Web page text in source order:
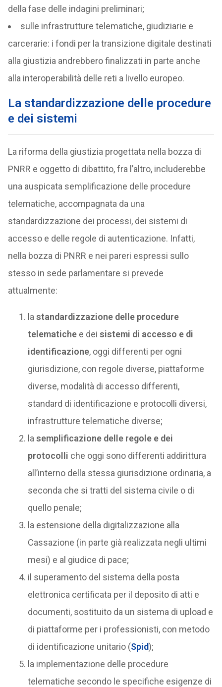
della fase delle indagini preliminari;
sulle infrastrutture telematiche, giudiziarie e
carcerarie: i fondi per la transizione digitale destinati
alla giustizia andrebbero finalizzati in parte anche
alla interoperabilità delle reti a livello europeo.
La standardizzazione delle procedure
e dei sistemi
La riforma della giustizia progettata nella bozza di
PNRR e oggetto di dibattito, fra l’altro, includerebbe
una auspicata semplificazione delle procedure
telematiche, accompagnata da una
standardizzazione dei processi, dei sistemi di
accesso e delle regole di autenticazione. Infatti,
nella bozza di PNRR e nei pareri espressi sullo
stesso in sede parlamentare si prevede
attualmente:
la standardizzazione delle procedure
telematichee dei sistemi di accesso e di
identificazione, oggi differenti per ogni
giurisdizione, con regole diverse, piattaforme
diverse, modalità di accesso differenti,
standard di identificazione e protocolli diversi,
infrastrutture telematiche diverse;
la semplificazione delle regole e dei
protocolli che oggi sono differenti addirittura
all’interno della stessa giurisdizione ordinaria, a
seconda che si tratti del sistema civile o di
quello penale;
la estensione della digitalizzazione alla
Cassazione (in parte già realizzata negli ultimi
mesi) e al giudice di pace;
il superamento del sistema della posta
elettronica certificata per il deposito di atti e
documenti, sostituito da un sistema di upload e
di piattaforme per i professionisti, con metodo
di identificazione unitario (Spid);
la implementazione delle procedure
telematiche secondo le specifiche esigenze di